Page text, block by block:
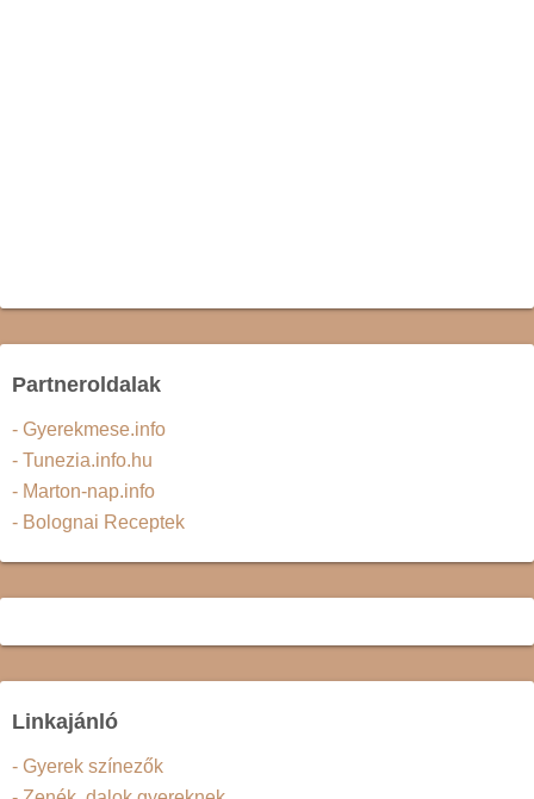
Partneroldalak
- Gyerekmese.info
- Tunezia.info.hu
- Marton-nap.info
- Bolognai Receptek
Linkajánló
- Gyerek színezők